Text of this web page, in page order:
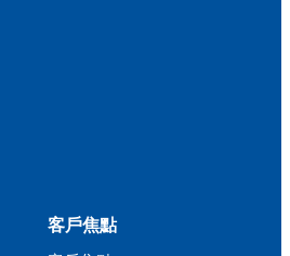
客戶焦點